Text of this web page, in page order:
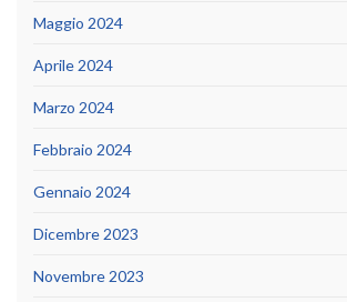
Maggio 2024
Aprile 2024
Marzo 2024
Febbraio 2024
Gennaio 2024
Dicembre 2023
Novembre 2023